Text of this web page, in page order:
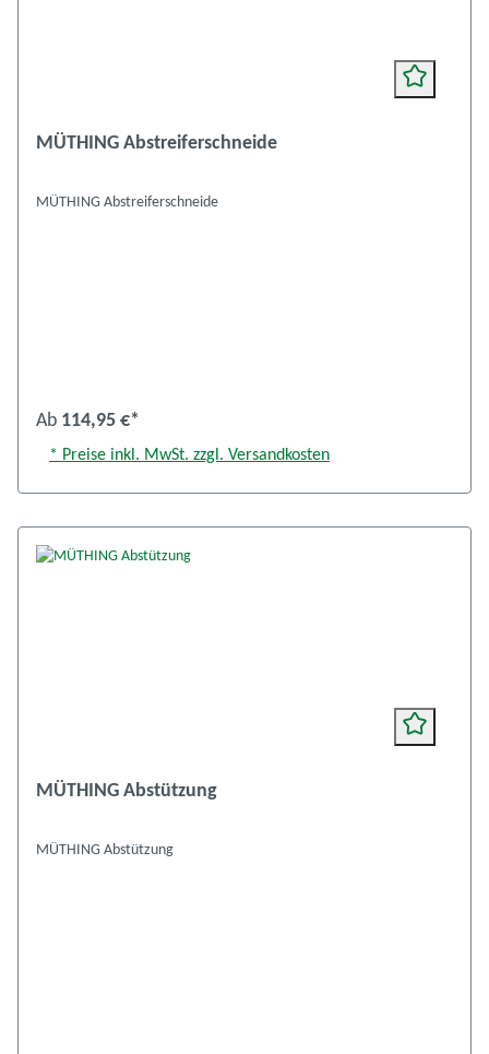
MÜTHING Abstreiferschneide
MÜTHING Abstreiferschneide
Ab 114,95 €*
* Preise inkl. MwSt. zzgl. Versandkosten
MÜTHING Abstützung
MÜTHING Abstützung